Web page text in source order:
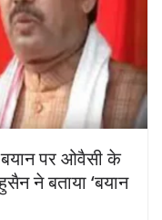
पर ओवैसी के
ने बताया ‘बयान